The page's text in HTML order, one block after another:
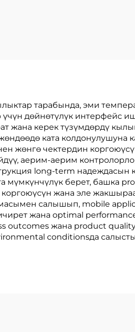
тарабында, эми
дөйнөтүлүк интерфейс
жана керек түзүмдөрдү
ката колдонулушуна
жөнгө чектердин
аерим-аерим
long-term надеждасын
мүмкүнчүлүк берет, башка
жана эле
салышып, mobile
жана optimal
outcomes жана product
conditionsда